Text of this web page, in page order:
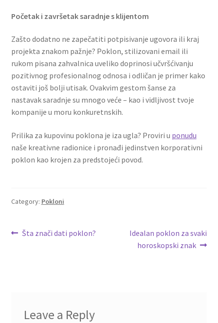
Uredjenje doma
Vino
Početak i završetak saradnje s klijentom
Zašto dodatno ne zapečatiti potpisivanje ugovora ili kraj
projekta znakom pažnje? Poklon, stilizovani email ili
rukom pisana zahvalnica uveliko doprinosi učvršćivanju
pozitivnog profesionalnog odnosa i odličan je primer kako
ostaviti još bolji utisak. Ovakvim gestom šanse za
nastavak saradnje su mnogo veće – kao i vidljivost tvoje
kompanije u moru konkuretnskih.
Prilika za kupovinu poklona je iza ugla? Proviri u ponudu
naše kreativne radionice i pronađi jedinstven korporativni
poklon kao krojen za predstojeći povod.
Category: Pokloni
Post
Previous
Šta znači dati poklon?
Next
post:
Idealan poklon za svaki
horoskopski znak
Leave a Reply